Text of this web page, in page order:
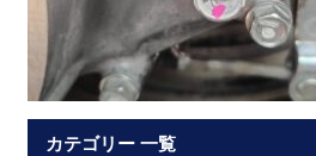
カテゴリー 一覧